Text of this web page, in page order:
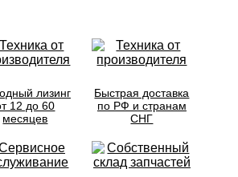
лизинг
12 до 60
месяцев
Быстрая доставка
по РФ и странам
СНГ